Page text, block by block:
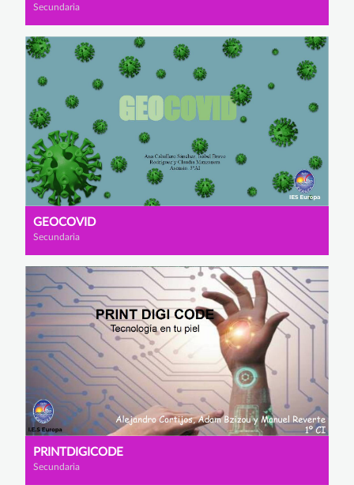
Secundaria
GEOCOVID
Secundaria
PRINTDIGICODE
Secundaria